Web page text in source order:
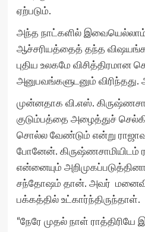
ஏற்படும்.
அந்த நாட்களில் இவையெல்லாம்
ஆச்சரியத்தைத் தந்த
புதிய உலகமே விசித்திரமான
அனுபவங்களுடனும்
முன்னதாக வி.எஸ்.
குடும்பத்தை அழைத்துச்
சொல்ல வேண்டும் என்று
போனேன். கிருஷ்ணசாமியிடம்
என்னையும்
சந்தோஷம் தான். அவர்
பக்கத்தில் உட்கார்ந்திருந்தாள்.
“நேரே முதல் நாள் ராத்திரியே